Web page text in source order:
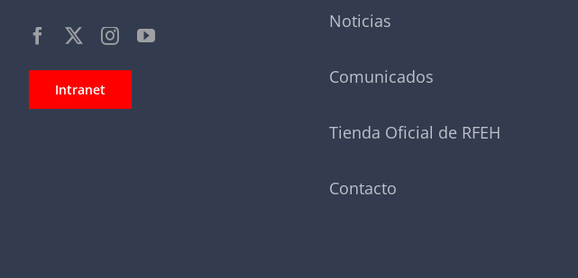
Intranet
Noticias
Comunicados
Tienda Oficial de RFEH
Contacto